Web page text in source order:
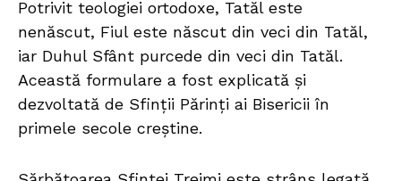
Potrivit teologiei ortodoxe, Tatăl este
nenăscut, Fiul este născut din veci din Tatăl,
iar Duhul Sfânt purcede din veci din Tatăl.
Această formulare a fost explicată și
dezvoltată de Sfinții Părinți ai Bisericii în
primele secole creștine.